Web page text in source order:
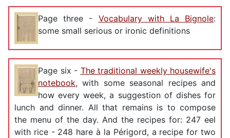
Page three - Vocabulary with La Bignole:
some small serious or ironic definitions
Page six - The traditional weekly housewife's
notebook, with some seasonal recipes and
how every week, a suggestion of dishes for
lunch and dinner. All that remains is to compose
the menu of the day. And the recipes for: 247 eel
with rice - 248 hare à la Périgord, a recipe for two